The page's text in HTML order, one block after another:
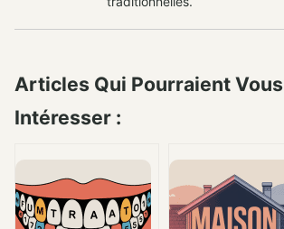
Articles Qui Pourraient Vous
Intéresser :